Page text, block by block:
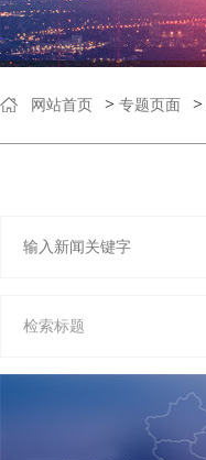
网站首页 > 专题页面 >
检索标题